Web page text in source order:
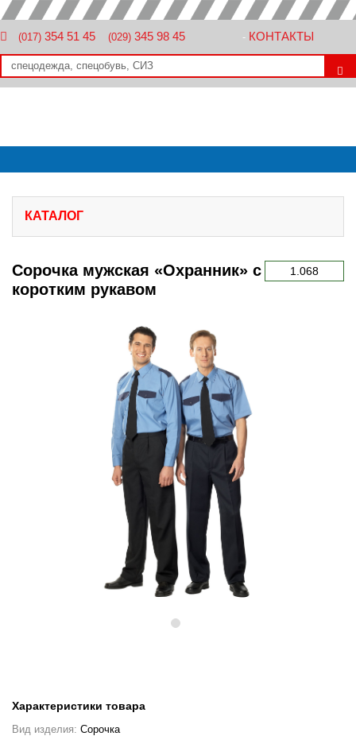
(017) 354 51 45 (029) 345 98 45 - КОНТАКТЫ
КАТАЛОГ
Сорочка мужская «Охранник» с
коротким рукавом
1.068
Предыдущий
Характеристики товара
Вид изделия: Сорочка